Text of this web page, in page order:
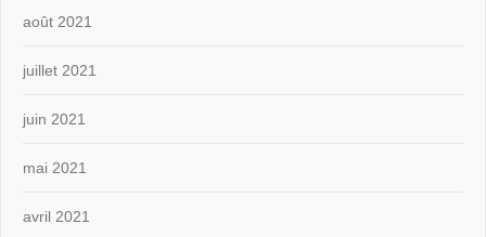
août 2021
juillet 2021
juin 2021
mai 2021
avril 2021